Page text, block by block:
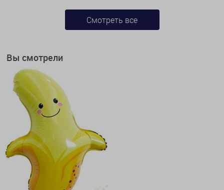
Смотреть все
Вы смотрели